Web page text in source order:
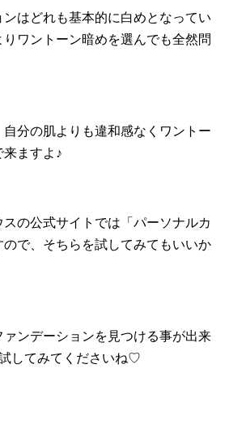
はどれも基本的に白めとなってい
ワントーン暗めを選んでも全然問
分の肌よりも違和感なくワントー
来ますよ♪
の公式サイトでは「パーソナルカ
で、そちらを試してみてもいいか
ンデーションを見つける事が出来
してみてくださいね♡